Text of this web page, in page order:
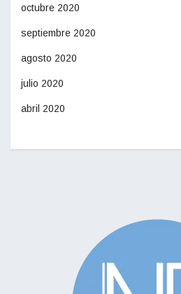
octubre 2020
septiembre 2020
agosto 2020
julio 2020
abril 2020